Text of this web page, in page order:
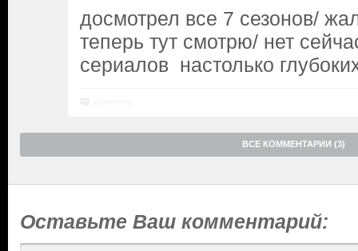
досмотрел все 7 сезонов/
теперь тут смотрю/ нет
сериалов настолько
ВСЕ КОММЕНТАРИИ (3)
Оставьте Ваш комментарий: